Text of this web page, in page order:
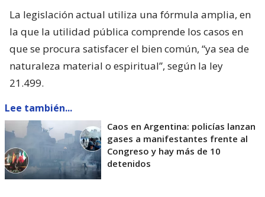
La legislación actual utiliza una fórmula amplia, en
la que la utilidad pública comprende los casos en
que se procura satisfacer el bien común, “ya sea de
naturaleza material o espiritual”, según la ley
21.499.
Lee también...
Caos en Argentina: policías lanzan
gases a manifestantes frente al
Congreso y hay más de 10
detenidos